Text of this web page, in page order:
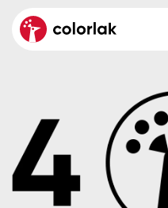
Velkoobchod
Aktuality
Reference
O společnosti
Dřevo
Colorlak Dekor
Colorlak Profi